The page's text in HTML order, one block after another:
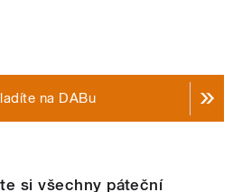
na DABu
si všechny páteční